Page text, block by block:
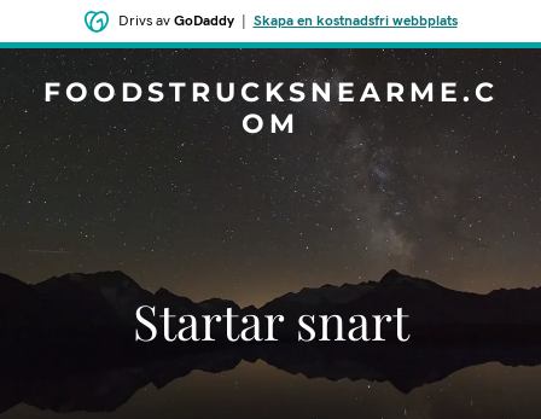
Drivs av GoDaddy| Skapa en kostnadsfri webbplats
FOODSTRUCKSNEARME.C
OM
Startar snart